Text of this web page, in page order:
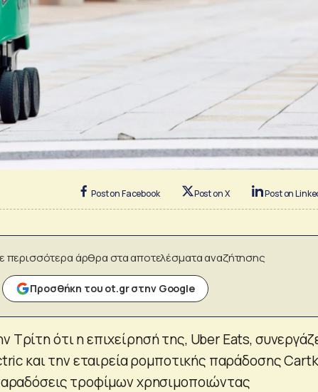
Post on Facebook Post on X Post on
περισσότερα άρθρα στα αποτελέσματα αναζήτησης
Προσθήκη του ot.gr στην Google
Τρίτη ότι η επιχείρησή της, Uber Eats,
και την εταιρεία ρομποτικής παράδοσης
τροφίμων χρησιμοποιώντας